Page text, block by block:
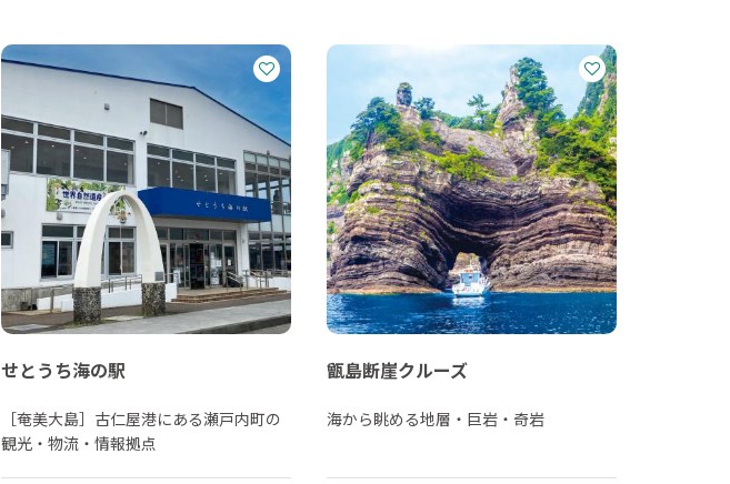
せとうち海の駅
［奄美大島］古仁屋港にある瀬戸内町の
観光・物流・情報拠点
甑島断崖クルーズ
海から眺める地層・巨岩・奇岩